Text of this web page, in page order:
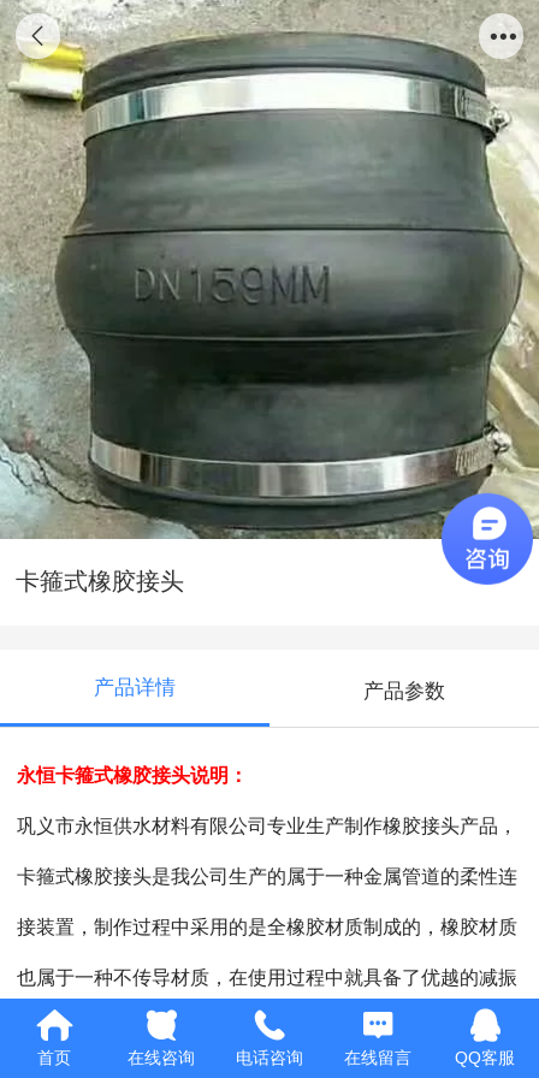
卡箍式橡胶接头
产品详情 产品参数
永恒卡箍式橡胶接头说明：
巩义市永恒供水材料有限公司专业生产制作橡胶接头产品，
卡箍式橡胶接头是我公司生产的属于一种金属管道的柔性连
接装置，制作过程中采用的是全橡胶材质制成的，橡胶材质
也属于一种不传导材质，在使用过程中就具备了优越的减振
降噪的特点。产品在使用过程中其特点是两边采用卡箍连
首页 在线咨询 电话咨询 在线留言 QQ客服